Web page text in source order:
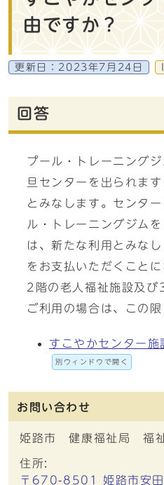
由ですか？
更新日： 2023年7月24日
回答
プール・トレーニング
旦センターを出られま
とみなします。センタ
ル・トレーニングジム
は、新たな利用とみな
をお支払いただくことに
2階の老人福祉施設及び
ご利用の場合は、この
すこやかセンター施
別ウィンドウで開く
お問い合わせ
姫路市 健康福祉局 福
住所:
〒670-8501 姫路市安